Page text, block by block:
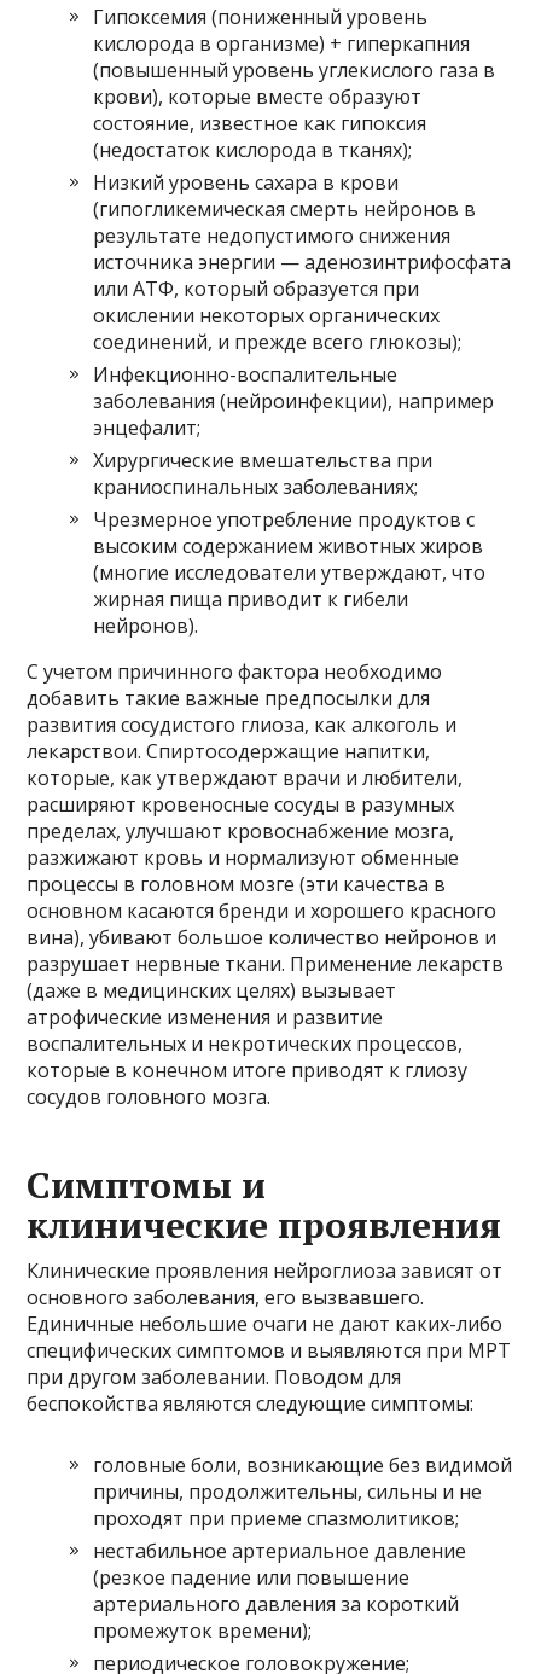
Гипоксемия (пониженный уровень
кислорода в организме) + гиперкапния
(повышенный уровень углекислого газа в
крови), которые вместе образуют
состояние, известное как гипоксия
(недостаток кислорода в тканях);
Низкий уровень сахара в крови
(гипогликемическая смерть нейронов в
результате недопустимого снижения
источника энергии — аденозинтрифосфата
или АТФ, который образуется при
окислении некоторых органических
соединений, и прежде всего глюкозы);
Инфекционно-воспалительные
заболевания (нейроинфекции), например
энцефалит;
Хирургические вмешательства при
краниоспинальных заболеваниях;
Чрезмерное употребление продуктов с
высоким содержанием животных жиров
(многие исследователи утверждают, что
жирная пища приводит к гибели
нейронов).
С учетом причинного фактора необходимо
добавить такие важные предпосылки для
развития сосудистого глиоза, как алкоголь и
лекарствои. Спиртосодержащие напитки,
которые, как утверждают врачи и любители,
расширяют кровеносные сосуды в разумных
пределах, улучшают кровоснабжение мозга,
разжижают кровь и нормализуют обменные
процессы в головном мозге (эти качества в
основном касаются бренди и хорошего красного
вина), убивают большое количество нейронов и
разрушает нервные ткани. Применение лекарств
(даже в медицинских целях) вызывает
атрофические изменения и развитие
воспалительных и некротических процессов,
которые в конечном итоге приводят к глиозу
сосудов головного мозга.
Симптомы и
клинические проявления
Клинические проявления нейроглиоза зависят от
основного заболевания, его вызвавшего.
Единичные небольшие очаги не дают каких-либо
специфических симптомов и выявляются при МРТ
при другом заболевании. Поводом для
беспокойства являются следующие симптомы:
головные боли, возникающие без видимой
причины, продолжительны, сильны и не
проходят при приеме спазмолитиков;
нестабильное артериальное давление
(резкое падение или повышение
артериального давления за короткий
промежуток времени);
периодическое головокружение;